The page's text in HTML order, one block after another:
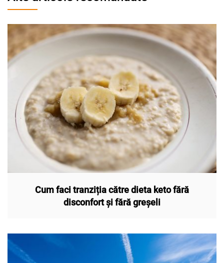
Cum faci tranziția către dieta keto fără
disconfort și fără greșeli